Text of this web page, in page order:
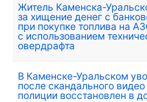
Житель Каменска-
за хищение денег с
при покупке топлива на
с использованием
овердрафта
В Каменске-Уральском
после скандального
полиции восстановлен в